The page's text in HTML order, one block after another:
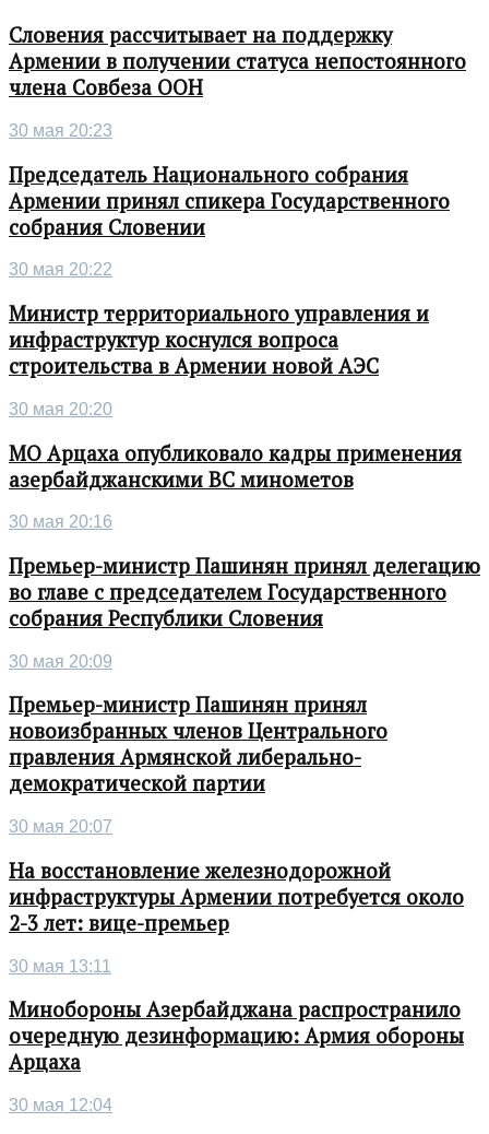
Словения рассчитывает на поддержку
Армении в получении статуса непостоянного
члена Совбеза ООН
30 мая 20:23
Председатель Национального собрания
Армении принял спикера Государственного
собрания Словении
30 мая 20:22
Министр территориального управления и
инфраструктур коснулся вопроса
строительства в Армении новой АЭС
30 мая 20:20
МО Арцаха опубликовало кадры применения
азербайджанскими ВС минометов
30 мая 20:16
Премьер-министр Пашинян принял делегацию
во главе с председателем Государственного
собрания Республики Словения
30 мая 20:09
Премьер-министр Пашинян принял
новоизбранных членов Центрального
правления Армянской либерально-
демократической партии
30 мая 20:07
На восстановление железнодорожной
инфраструктуры Армении потребуется около
2-3 лет: вице-премьер
30 мая 13:11
Минобороны Азербайджана распространило
очередную дезинформацию: Армия обороны
Арцаха
30 мая 12:04